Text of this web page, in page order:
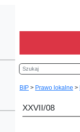
Szukaj
BIP > Prawo lokalne >
XXVII/08